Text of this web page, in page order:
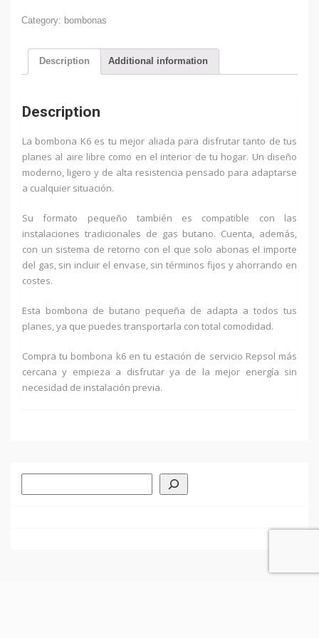
6
quantity
Category: bombonas
Description Additional information
Description
La bombona K6 es tu mejor aliada para disfrutar tanto de tus
planes al aire libre como en el interior de tu hogar. Un diseño
moderno, ligero y de alta resistencia pensado para adaptarse
a cualquier situación.
Su formato pequeño también es compatible con las
instalaciones tradicionales de gas butano. Cuenta, además,
con un sistema de retorno con el que solo abonas el importe
del gas, sin incluir el envase, sin términos fijos y ahorrando en
costes.
Esta bombona de butano pequeña de adapta a todos tus
planes, ya que puedes transportarla con total comodidad.
Compra tu bombona k6 en tu estación de servicio Repsol más
cercana y empieza a disfrutar ya de la mejor energía sin
necesidad de instalación previa.